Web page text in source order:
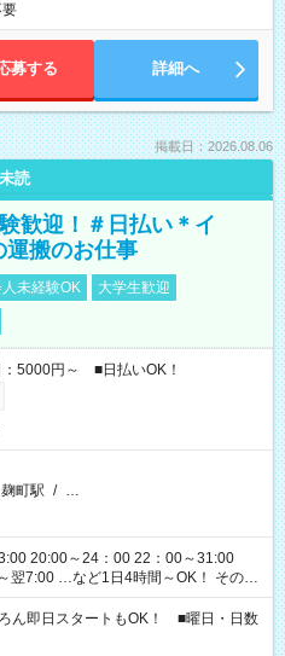
募する 詳細へ
掲載日：2026.08.06
未読
歓迎！＃日払い＊イ
運搬のお仕事
未経験OK
大学生歓迎
5000円～ ■日払いOK！
麹町駅 / …
20:00～24：00 22：00～31:00
…など1日4時間～OK！ その他
気軽にご相談ください！
ん即日スタートもOK！ ■曜日・日数